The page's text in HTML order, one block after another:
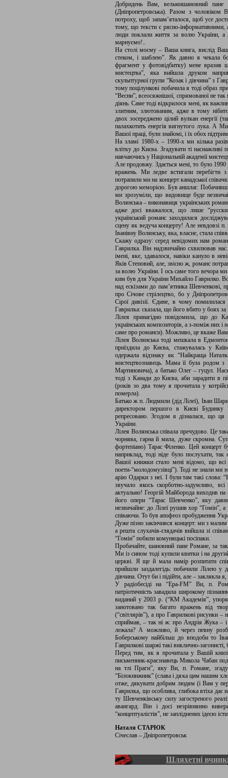
Добридень Вам, вельмишановний
(Дніпропетровська). Разом з
потроху, щоб запам’яталося, щоб усе
тому, що тексти є рясно-
люди поклали життя за волю України, а
марнуємо!..
На столі моєму – Ваша книга, вислід
стеком, і шаблею”. Як давно я чекала
фрагмент у фотовідбитку) мене вразив
мистецтва”, яка вийшла друком
скульптурної групи “Козак і дівчина” з
тому поцілункові побачила я тоді образ
“Весни”, всеосяжнішої, спрямованої не
діянь. Саме тоді відкрилося мені, як
злитним, злютованим, адже в тому
двох зосереджено цілий вулкан енергії
палахкотить енергія вигнутого лука. А
Вашої праці, були знайомі, і їх обох
На зламі 1980-х – 1990-х ми кілька
влітку до Києва. Згадувати ті
навчаючись у Національній академії
Але продовжу. Здається мені, то було 1990
вражень. Ми ледве встигали перебігти
потрапили ми на концерт канадської
дорогою меморією. Був аншлаг.
ми зрозуміли, що видовище буде
Волянська – виконавиця українських
адже досі вважалося, що лише
український романс заходилася
сцену як ведуча концерту! Але невдовзі
Іванівну Волянську, яка, власне, стала
Скажу одразу: серед невідомих нам
Гаврилка. Він надзвичайно схвилював
імені, яке, здавалося, навіки кануло в
Яків Степовий, але, звісно ж, романс
за волю України. І ось саме того вечора
ким був для України Михайло Гаврилко.
над ескізами до пам’ятника Шевченкові,
про Січове стрілецтво, бо у
Сірої дивізії. Єдине, в чому
Гаврилка: сказала, що його вбито у боях
Лілея принагідно повідомила, що до
українських композиторів, а з-поміж них
саме про романси). Можливо, це вкаже
Лілея Волянська тоді мешкала в
приїздила до Києва, стажувалась у
одержала відзнаку як “Найкраща
мистецтвознавець. Мама її була родом
Мартиновича), а батько Олег – гуцул.
тоді з Канади до Києва, аби зарадити в
(років зо два тому я прочитала у
померла).
Батько ж п. Людмили (дід Лілеї), Іван
директором першого в Києві Будинку
репресовано. Згодом я дізналася, що ця
України.
Лілея Волянська співала пречудово. Це
чорнява, гарна й мила, дуже скромна.
фортепіано) Тарас Філенко. Цей концерт
наприклад, тоді ніде було послухати,
Вашої книжки стало мені відомо, що
поети-“молодомузівці”). Тоді не знали ми
арію Одарки з неї. І були там такі слова:
звучало якось скорботно-задумливо,
актуально! Георгій Майборода виходив на
його опери “Тарас Шевченко”, яку
незвичайне: до Лілеї рушив хор “Гомін”,
співаючи. То був апофеоз пробудження
Дуже пізно закінчився концерт: ми з
а решта слухачів-глядачів вийшла зі
“Гомін” побили комуняцькі посіпаки.
Пробачайте, шановний пане Романе, за
Ми із сином тоді купили квитки і на
церкві. Я ще й мала намір розпитати
прийшли заздалегідь: побачили Лілею у
дівчина. Отут би і підійти, але – заклякла
У радіобесіді на “Ера-FM” Ви, п.
патріотичність завадила широкому
виданий у 2003 р. (“КМ Академія”,
занотовано так багато вражень від
(“світлярів”), а про Гаврилкові рисунки
сприймав, – так ні ж: про Андрія Жука –
лежала? А можливо, й через певну
Боберському найбільш до вподоби то
Гаврилкові шаржі такі виклично-загонисті,
Перед тим, як я прочитала у Вашій
письменник-краєзнавець Микола Чабан
на тлі Праги”, яку Ви, п. Романе,
“Білокнижник” (слава і дяка цим нашим
отже, дякувати добрим людям (і Вам у
Гаврилка, що особлива, глибока втіха
ту Шевченківську силу загостреного
авангард. Він і досі незрівнянно
“концептуалістів”, не запліднених ідеєю
Наталя СТАРЮК
Січеслав – Дніпропетровськ
Шляхетні